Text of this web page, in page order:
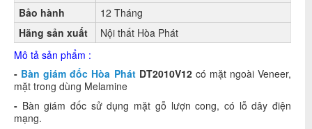
Bảo hành
12 Tháng
Hãng sản xuất
Nội thất Hòa Phát
Mô tả sản phẩm :
- Bàn giám đốc Hòa Phát DT2010V12có mặt ngoài Veneer,
mặt trong dùng Melamine
- Bàn giám đốc sử dụng mặt gỗ lượn cong, có lỗ dây điện
mạng.